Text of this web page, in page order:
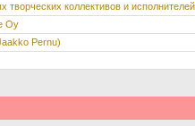
творческих коллективов и исполнителей
Oy
Pernu)